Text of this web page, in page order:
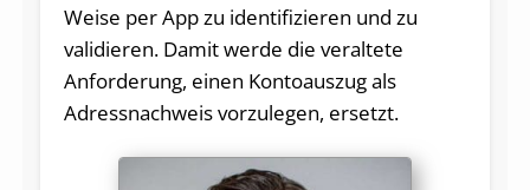
Weise per App zu identifizieren und zu
validieren. Damit werde die veraltete
Anforderung, einen Kontoauszug als
Adressnachweis vorzulegen, ersetzt.